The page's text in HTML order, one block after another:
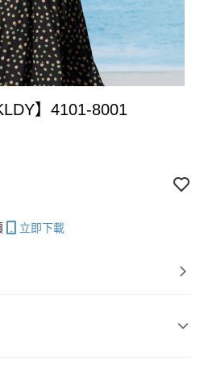
】4101-8001
立即下載